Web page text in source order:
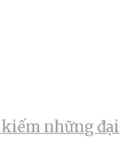
kiếm những đại